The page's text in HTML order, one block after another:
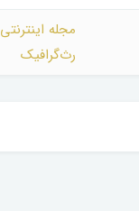
مجله اینترنتی
رث‌گرافیک